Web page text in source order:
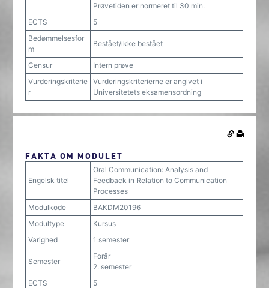
Prøvetiden er normeret til 30 min.
ECTS
5
Bedømmelsesfor
m
Bestået/ikke bestået
Censur
Intern prøve
Vurderingskriterie
r
Vurderingskriterierne er angivet i
Universitetets eksamensordning
FAKTA OM MODULET
Engelsk titel
Oral Communication: Analysis and
Feedback in Relation to Communication
Processes
Modulkode
BAKDM20196
Modultype
Kursus
Varighed
1 semester
Semester
Forår
2. semester
ECTS
5